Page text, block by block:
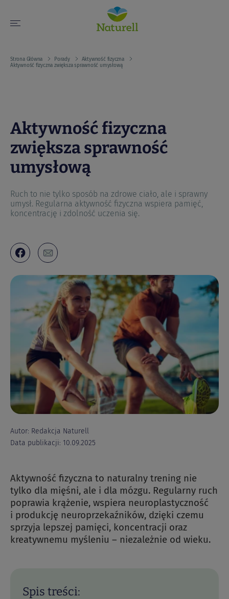
Strona Główna Porady
Aktywność fizyczna
Aktywność fizyczna zwiększa sprawność umysłową
Aktywność fizyczna
zwiększa sprawność
umysłową
Ruch to nie tylko sposób na zdrowe ciało, ale i sprawny
umysł. Regularna aktywność fizyczna wspiera pamięć,
koncentrację i zdolność uczenia się.
Autor: Redakcja Naturell
Data publikacji: 10.09.2025
Aktywność fizyczna to naturalny trening nie
tylko dla mięśni, ale i dla mózgu. Regularny ruch
poprawia krążenie, wspiera neuroplastyczność
i produkcję neuroprzekaźników, dzięki czemu
sprzyja lepszej pamięci, koncentracji oraz
kreatywnemu myśleniu – niezależnie od wieku.
Spis treści: